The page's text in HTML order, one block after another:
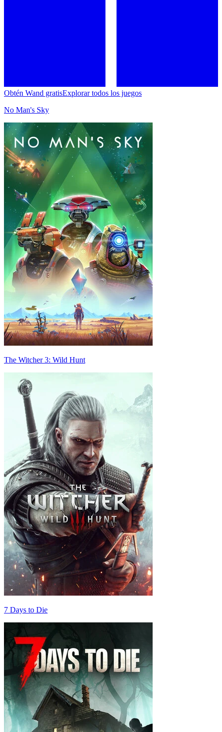
Obtén Wand gratisExplorar todos los juegos
No Man's Sky
The Witcher 3: Wild Hunt
7 Days to Die